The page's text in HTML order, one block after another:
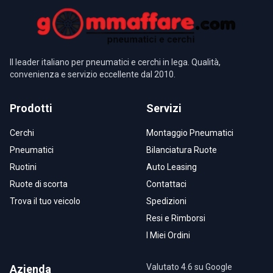
Il leader italiano per pneumatici e cerchi in lega. Qualità,
convenienza e servizio eccellente dal 2010.
Prodotti
Cerchi
Pneumatici
Ruotini
Ruote di scorta
Trova il tuo veicolo
Servizi
Montaggio Pneumatici
Bilanciatura Ruote
Auto Leasing
Contattaci
Spedizioni
Resi e Rimborsi
I Miei Ordini
Azienda Valutato 4.6 su Google